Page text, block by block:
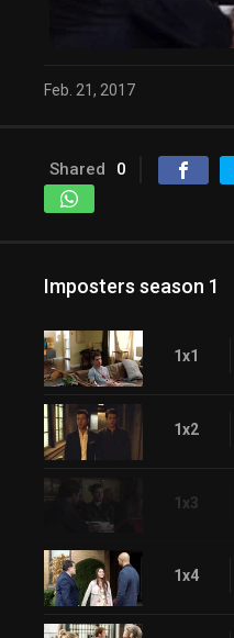
Feb. 21, 2017
Shared 0
Imposters season 1
1x1
1x2
1x3
1x4